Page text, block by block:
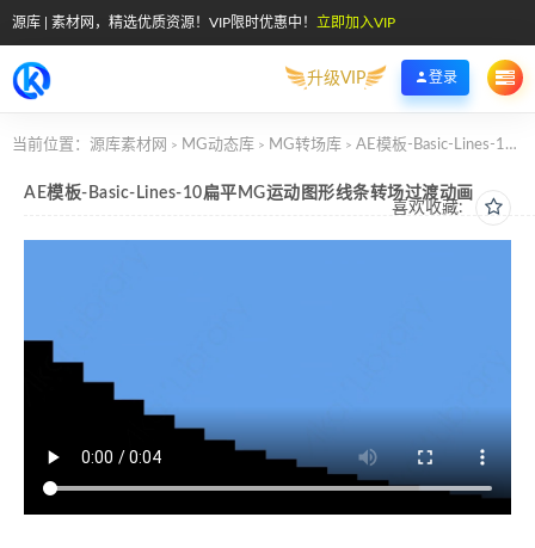
源库 | 素材网，精选优质资源！VIP限时优惠中！ 立即加入VIP
升级VIP 登录
当前位置： 源库素材网 > MG动态库 > MG转场库 > AE模板-Basic-Lines-10扁平MG运动图形线条转场过渡动画
喜欢收藏:
AE模板-Basic-Lines-10扁平MG运动图形线条转场过渡动画